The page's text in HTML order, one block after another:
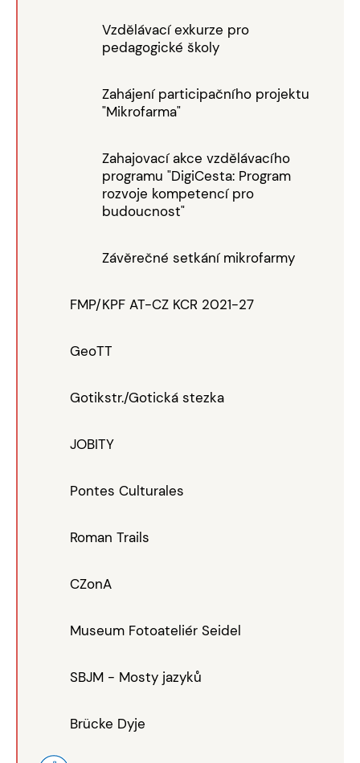
Vzdělávací exkurze pro
pedagogické školy
Zahájení participačního projektu
"Mikrofarma"
Zahajovací akce vzdělávacího
programu "DigiCesta: Program
rozvoje kompetencí pro
budoucnost"
Závěrečné setkání mikrofarmy
FMP/KPF AT-CZ KCR 2021-27
GeoTT
Gotikstr./Gotická stezka
JOBITY
Pontes Culturales
Roman Trails
CZonA
Museum Fotoateliér Seidel
SBJM - Mosty jazyků
Brücke Dyje